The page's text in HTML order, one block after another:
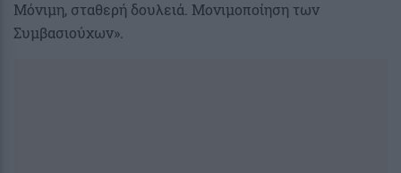
Μόνιμη, σταθερή δουλειά. Μονιμοποίηση των
Συμβασιούχων».